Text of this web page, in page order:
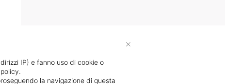
IP) e fanno uso di cookie o
la navigazione di questa
×